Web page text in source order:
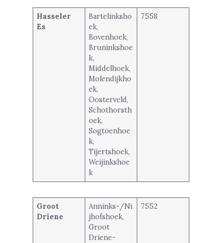
Hasseler
Es
Bartelinksho
ek,
Bovenhoek,
Bruninkshoe
k,
Middelhoek,
Molendijkho
ek,
Oosterveld,
Schothorsth
oek,
Sogtoenhoe
k,
Tijertshoek,
Weijinkshoe
k
7558
Groot
Driene
Anninks-/Ni
jhofshoek,
Groot
Driene-
7552